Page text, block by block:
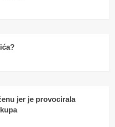
jer je provocirala